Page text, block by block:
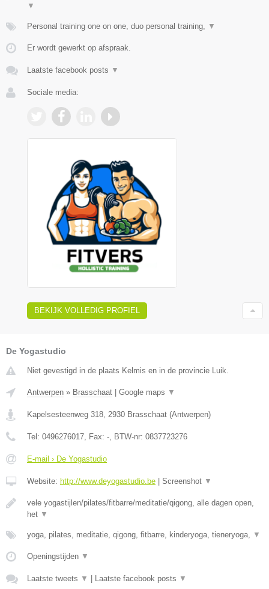
▼
Personal training one on one, duo personal training, ▼
Er wordt gewerkt op afspraak.
Laatste facebook posts ▼
Sociale media:
BEKIJK VOLLEDIG PROFIEL
De Yogastudio
Niet gevestigd in de plaats Kelmis en in de provincie Luik.
Antwerpen » Brasschaat Google maps ▼
Kapelsesteenweg 318, 2930 Brasschaat (Antwerpen)
Tel: 0496276017, Fax: -, BTW-nr: 0837723276
E-mail › De Yogastudio
Website: http://www.deyogastudio.be Screenshot ▼
vele yogastijlen/pilates/fitbarre/meditatie/qigong, alle dagen open,
het ▼
yoga, pilates, meditatie, qigong, fitbarre, kinderyoga, tieneryoga, ▼
Openingstijden ▼
Laatste tweets ▼ Laatste facebook posts ▼